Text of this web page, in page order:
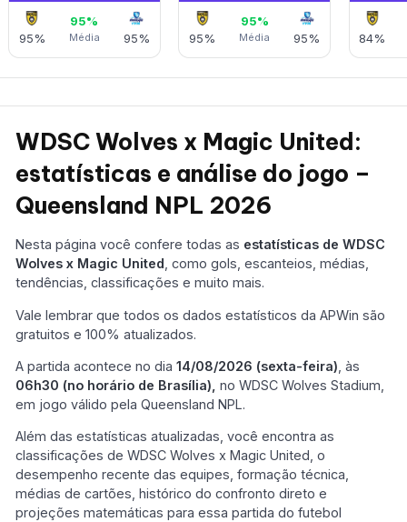
95%
95%
Média 95% 95%
95%
Média 95% 84%
WDSC Wolves x Magic United:
estatísticas e análise do jogo –
Queensland NPL 2026
Nesta página você confere todas as estatísticas de WDSC
Wolves x Magic United , como gols, escanteios, médias,
tendências, classificações e muito mais.
Vale lembrar que todos os dados estatísticos da APWin são
gratuitos e 100% atualizados.
A partida acontece no dia14/08/2026 (sexta-feira) , às
06h30 (no horário de Brasília),no WDSC Wolves Stadium,
em jogo válido pela Queensland NPL.
Além das estatísticas atualizadas, você encontra as
classificações de WDSC Wolves x Magic United, o
desempenho recente das equipes, formação técnica,
médias de cartões, histórico do confronto direto e
projeções matemáticas para essa partida do futebol